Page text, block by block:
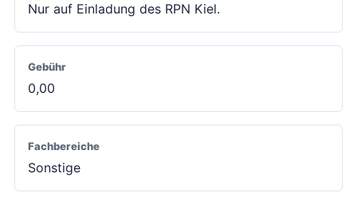
Nur auf Einladung des RPN Kiel.
Gebühr
0,00
Fachbereiche
Sonstige